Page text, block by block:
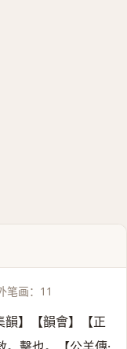
笔画：11
韻】【韻會】【正